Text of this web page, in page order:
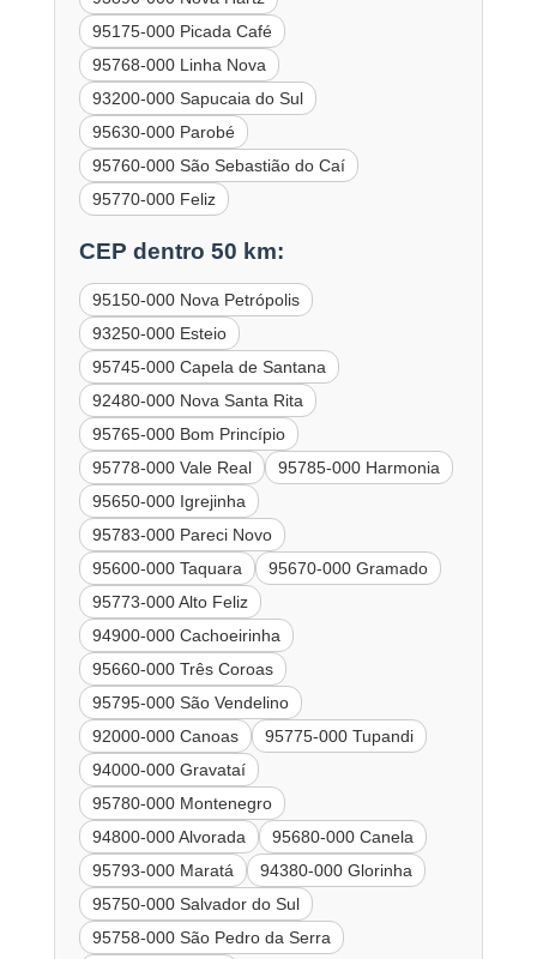
95175-000 Picada Café
95768-000 Linha Nova
93200-000 Sapucaia do Sul
95630-000 Parobé
95760-000 São Sebastião do Caí
95770-000 Feliz
CEP dentro 50 km:
95150-000 Nova Petrópolis
93250-000 Esteio
95745-000 Capela de Santana
92480-000 Nova Santa Rita
95765-000 Bom Princípio
95778-000 Vale Real
95785-000 Harmonia
95650-000 Igrejinha
95783-000 Pareci Novo
95600-000 Taquara
95670-000 Gramado
95773-000 Alto Feliz
94900-000 Cachoeirinha
95660-000 Três Coroas
95795-000 São Vendelino
92000-000 Canoas
95775-000 Tupandi
94000-000 Gravataí
95780-000 Montenegro
94800-000 Alvorada
95680-000 Canela
95793-000 Maratá
94380-000 Glorinha
95750-000 Salvador do Sul
95758-000 São Pedro da Serra